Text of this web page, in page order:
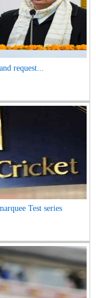
request...
Test series